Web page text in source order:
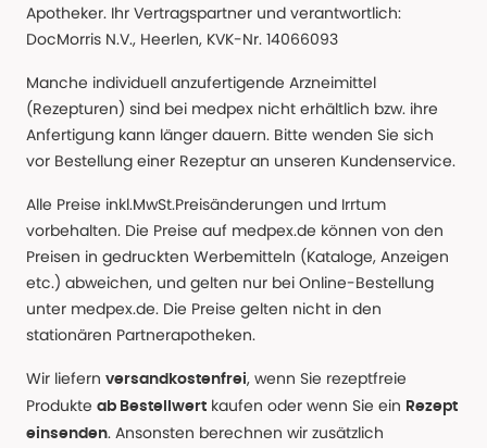
Apotheker. Ihr Vertragspartner und verantwortlich:
DocMorris N.V., Heerlen, KVK-Nr. 14066093
Manche individuell anzufertigende Arzneimittel
(Rezepturen) sind bei medpex nicht erhältlich bzw. ihre
Anfertigung kann länger dauern. Bitte wenden Sie sich
vor Bestellung einer Rezeptur an unseren Kundenservice.
Alle Preise inkl.MwSt.Preisänderungen und Irrtum
vorbehalten. Die Preise auf medpex.de können von den
Preisen in gedruckten Werbemitteln (Kataloge, Anzeigen
etc.) abweichen, und gelten nur bei Online-Bestellung
unter medpex.de. Die Preise gelten nicht in den
stationären Partnerapotheken.
Wir liefern versandkostenfrei, wenn Sie rezeptfreie
Produkte ab Bestellwert kaufen oder wenn Sie ein Rezept
einsenden. Ansonsten berechnen wir zusätzlich